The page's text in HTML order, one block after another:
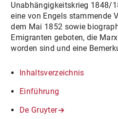
Unabhängigkeitskrieg 1848/
eine von Engels stammende
dem Mai 1852 sowie
Emigranten geboten, die
worden sind und eine
Inhaltsverzeichnis
Einführung
De Gruyter